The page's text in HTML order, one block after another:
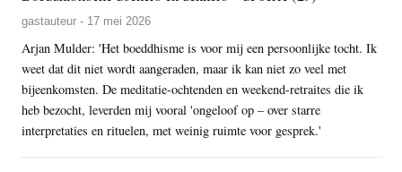
gastauteur - 17 mei 2026
Arjan Mulder: 'Het boeddhisme is voor mij een persoonlijke tocht. Ik
weet dat dit niet wordt aangeraden, maar ik kan niet zo veel met
bijeenkomsten. De meditatie-ochtenden en weekend-retraites die ik
heb bezocht, leverden mij vooral 'ongeloof op – over starre
interpretaties en rituelen, met weinig ruimte voor gesprek.'